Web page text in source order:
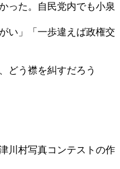
った。自民党内でも小泉
い」「一歩違えば政権交
どう襟を糾すだろう
川村写真コンテストの作